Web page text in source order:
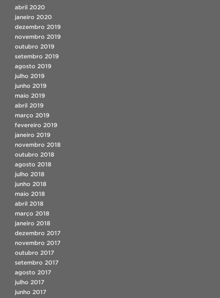
abril 2020
janeiro 2020
dezembro 2019
novembro 2019
outubro 2019
setembro 2019
agosto 2019
julho 2019
junho 2019
maio 2019
abril 2019
março 2019
fevereiro 2019
janeiro 2019
novembro 2018
outubro 2018
agosto 2018
julho 2018
junho 2018
maio 2018
abril 2018
março 2018
janeiro 2018
dezembro 2017
novembro 2017
outubro 2017
setembro 2017
agosto 2017
julho 2017
junho 2017